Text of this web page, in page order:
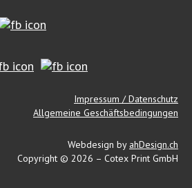
Impressum / Datenschutz
Allgemeine Geschäftsbedingungen
Webdesign by ahDesign.ch
Copyright © 2026 – Cotex Print GmbH